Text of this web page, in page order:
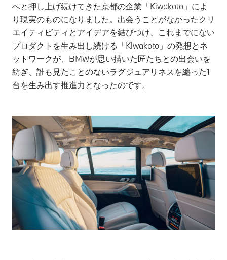
へと押し上げ続けてきた京都の企業「Kiwakoto」によ
り現実のものになりました。出会うことがなかったクリ
エイティビティとアイデアを結びつけ、これまでにない
プロダクトを生み出し続ける「Kiwakoto」の発想とネ
ットワークが、BMWが思い描いた匠たちとの出会いを
紡ぎ、誰も見たことのないラグジュアリネスを纏った1
台を生み出す推進力となったのです。